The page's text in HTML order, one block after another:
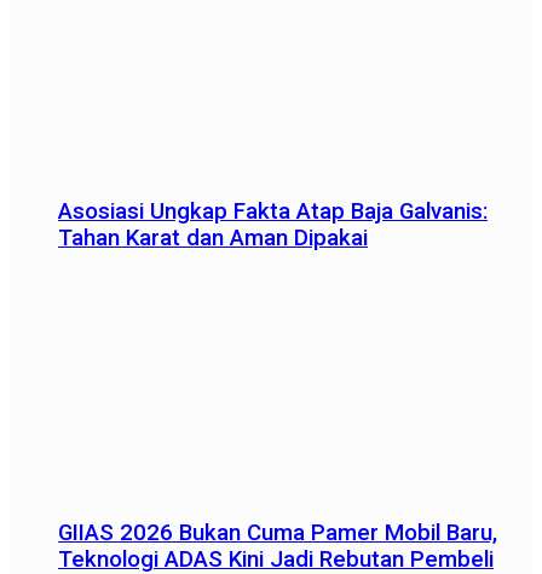
Asosiasi Ungkap Fakta Atap Baja Galvanis:
Tahan Karat dan Aman Dipakai
GIIAS 2026 Bukan Cuma Pamer Mobil Baru,
Teknologi ADAS Kini Jadi Rebutan Pembeli